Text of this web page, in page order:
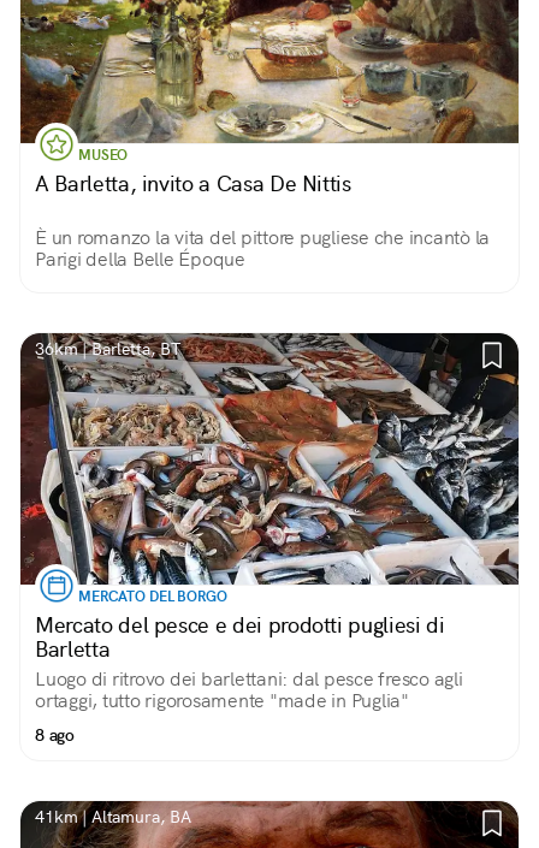
MUSEO
A Barletta, invito a Casa De Nittis
È un romanzo la vita del pittore pugliese che incantò la
Parigi della Belle Époque
36km | Barletta, BT
MERCATO DEL BORGO
Mercato del pesce e dei prodotti pugliesi di
Barletta
Luogo di ritrovo dei barlettani: dal pesce fresco agli
ortaggi, tutto rigorosamente "made in Puglia"
8 ago
41km | Altamura, BA